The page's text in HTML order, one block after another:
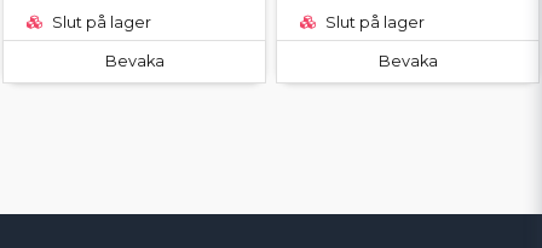
Slut på lager
Bevaka
Slut på lager
Bevaka